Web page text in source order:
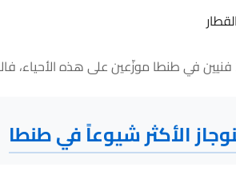
الأكثر شيوعاً في طنطا